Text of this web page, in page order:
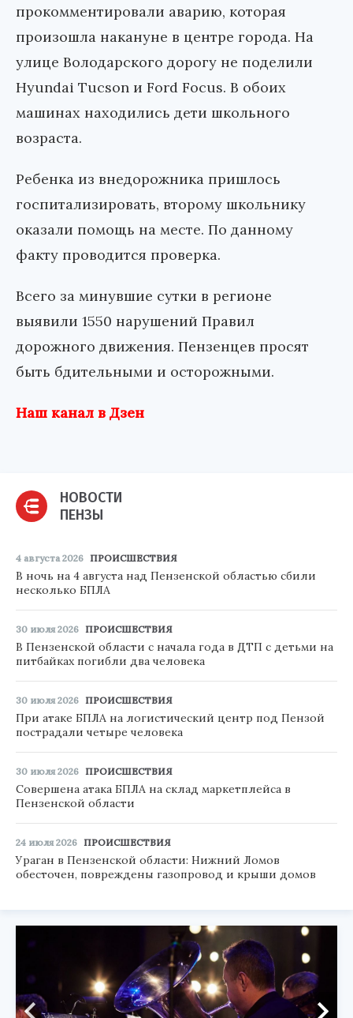
прокомментировали аварию, которая
произошла накануне в центре города. На
улице Володарского дорогу не поделили
Hyundai Tucson и Ford Focus. В обоих
машинах находились дети школьного
возраста.
Ребенка из внедорожника пришлось
госпитализировать, второму школьнику
оказали помощь на месте. По данному
факту проводится проверка.
Всего за минувшие сутки в регионе
выявили 1550 нарушений Правил
дорожного движения. Пензенцев просят
быть бдительными и осторожными.
Наш канал в Дзен
НОВОСТИ
ПЕНЗЫ
4 августа 2026 ПРОИСШЕСТВИЯ
В ночь на 4 августа над Пензенской областью сбили
несколько БПЛА
30 июля 2026 ПРОИСШЕСТВИЯ
В Пензенской области с начала года в ДТП с детьми на
питбайках погибли два человека
30 июля 2026 ПРОИСШЕСТВИЯ
При атаке БПЛА на логистический центр под Пензой
пострадали четыре человека
30 июля 2026 ПРОИСШЕСТВИЯ
Совершена атака БПЛА на склад маркетплейса в
Пензенской области
24 июля 2026 ПРОИСШЕСТВИЯ
Ураган в Пензенской области: Нижний Ломов
обесточен, повреждены газопровод и крыши домов